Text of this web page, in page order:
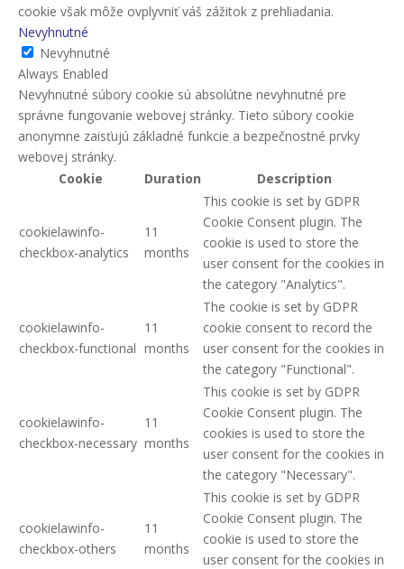
cookie však môže ovplyvniť váš zážitok z prehliadania.
Nevyhnutné
Nevyhnutné
Always Enabled
Nevyhnutné súbory cookie sú absolútne nevyhnutné pre
správne fungovanie webovej stránky. Tieto súbory cookie
anonymne zaisťujú základné funkcie a bezpečnostné prvky
webovej stránky.
Cookie
Duration Description
cookielawinfo-
checkbox-analytics
11
months
This cookie is set by GDPR
Cookie Consent plugin. The
cookie is used to store the
user consent for the cookies in
the category "Analytics".
cookielawinfo-
checkbox-functional
11
months
The cookie is set by GDPR
cookie consent to record the
user consent for the cookies in
the category "Functional".
cookielawinfo-
checkbox-necessary
11
months
This cookie is set by GDPR
Cookie Consent plugin. The
cookies is used to store the
user consent for the cookies in
the category "Necessary".
cookielawinfo-
checkbox-others
11
months
This cookie is set by GDPR
Cookie Consent plugin. The
cookie is used to store the
user consent for the cookies in